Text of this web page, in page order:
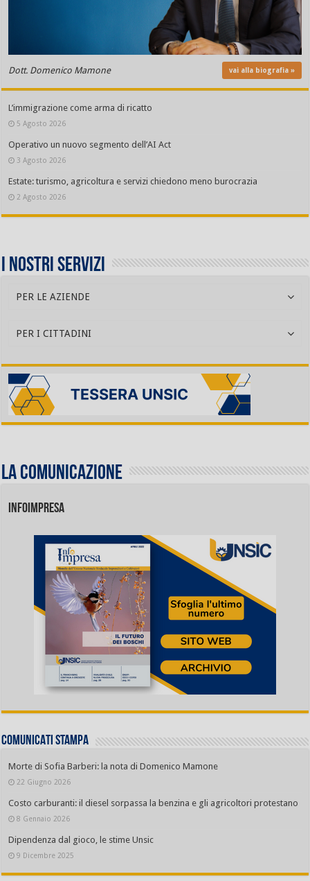
Dott. Domenico Mamone vai alla biografia »
L’immigrazione come arma di ricatto
5 Agosto 2026
Operativo un nuovo segmento dell’AI Act
3 Agosto 2026
Estate: turismo, agricoltura e servizi chiedono meno burocrazia
2 Agosto 2026
I nostri servizi
PER LE AZIENDE
PER I CITTADINI
La comunicazione
INFOIMPRESA
COMUNICATI STAMPA
Morte di Sofia Barberi: la nota di Domenico Mamone
22 Giugno 2026
Costo carburanti: il diesel sorpassa la benzina e gli agricoltori protestano
8 Gennaio 2026
Dipendenza dal gioco, le stime Unsic
9 Dicembre 2025